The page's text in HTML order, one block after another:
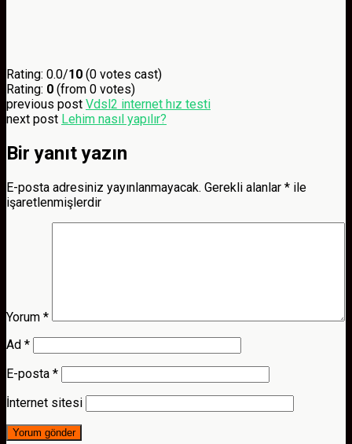
Rating: 0.0/10 (0 votes cast)
Rating: 0 (from 0 votes)
previous post Vdsl2 internet hız testi
next post Lehim nasıl yapılır?
Bir yanıt yazın
E-posta adresiniz yayınlanmayacak. Gerekli alanlar * ile
işaretlenmişlerdir
Yorum *
Ad *
E-posta *
İnternet sitesi